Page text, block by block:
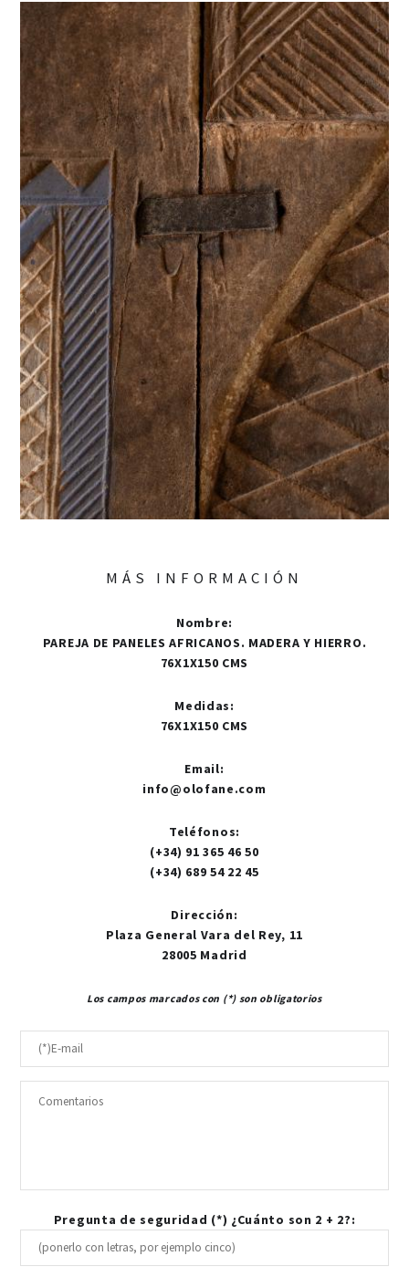
MÁS INFORMACIÓN
Nombre:
PAREJA DE PANELES AFRICANOS. MADERA Y HIERRO.
76X1X150 CMS
Medidas:
76X1X150 CMS
Email:
info@olofane.com
Teléfonos:
(+34) 91 365 46 50
(+34) 689 54 22 45
Dirección:
Plaza General Vara del Rey, 11
28005 Madrid
Los campos marcados con (*) son obligatorios
Pregunta de seguridad (*) ¿Cuánto son 2 + 2?: